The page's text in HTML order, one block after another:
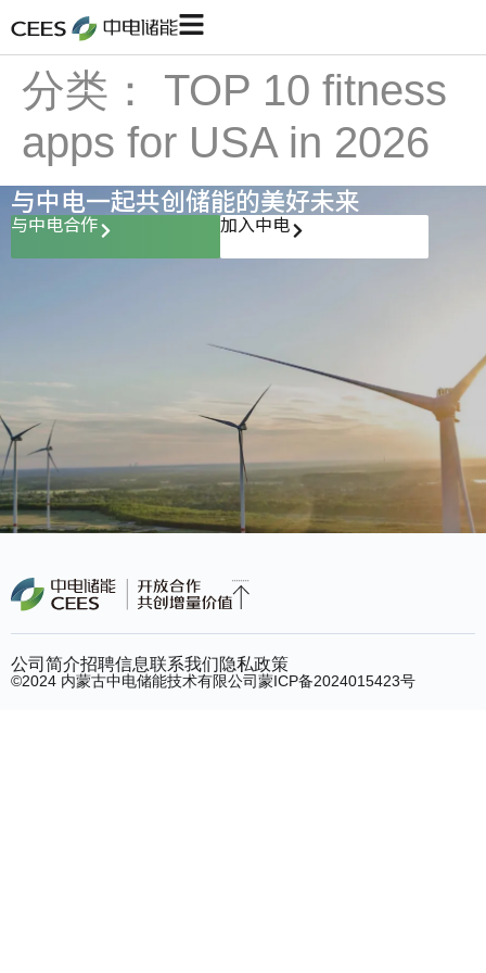
分类： TOP 10 fitness
apps for USA in 2026
与中电一起共创储能的美好未来
与中电合作 加入中电
©2024 内蒙古中电储能技术有限公司蒙ICP备2024015423号
公司简介招聘信息联系我们隐私政策